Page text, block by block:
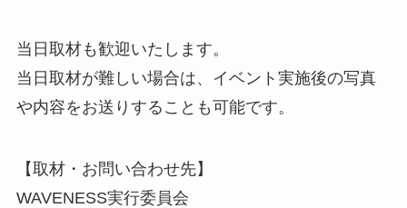
当日取材も歓迎いたします。
当日取材が難しい場合は、イベント実施後の写真
や内容をお送りすることも可能です。
【取材・お問い合わせ先】
WAVENESS実行委員会